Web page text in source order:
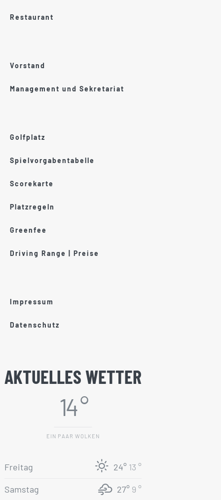
Restaurant
Vorstand
Management und Sekretariat
Golfplatz
Spielvorgabentabelle
Scorekarte
Platzregeln
Greenfee
Driving Range | Preise
Impressum
Datenschutz
AKTUELLES WETTER
14 °
EIN PAAR WOLKEN
Freitag 24° 13 °
Samstag 27° 9 °